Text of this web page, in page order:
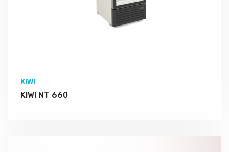
KIWI
KIWI NT 660